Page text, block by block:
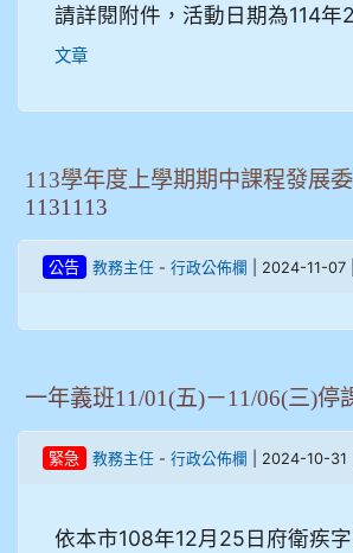
請詳閱附件，活動日期為114年
文章
113學年度上學期期中課程發展
1131113
公告 教務主任- 行政公佈欄 | 2024-11-07
一年義班11/01(五)－11/06(三)停
緊急 教務主任- 行政公佈欄 | 2024-10-31
依本市108年12月25日府衛疾